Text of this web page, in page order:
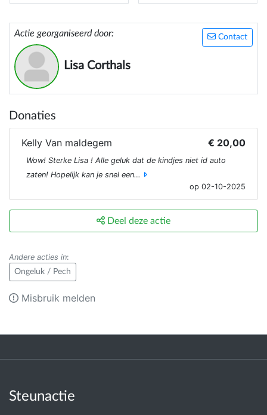
Contact
Actie georganiseerd door:
Lisa Corthals
Donaties
Kelly Van maldegem € 20,00
Wow! Sterke Lisa ! Alle geluk dat de kindjes niet id auto
zaten! Hopelijk kan je snel een…
op 02-10-2025
Deel deze actie
Andere acties in:
Ongeluk / Pech
Misbruik melden
Steunactie